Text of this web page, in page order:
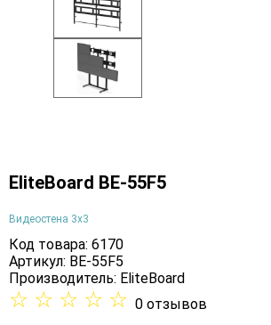
EliteBoard BE-55F5
Видеостена 3х3
Код товара: 6170
Артикул: BE-55F5
Производитель: EliteBoard
☆ ☆ ☆ ☆ ☆ 0 отзывов